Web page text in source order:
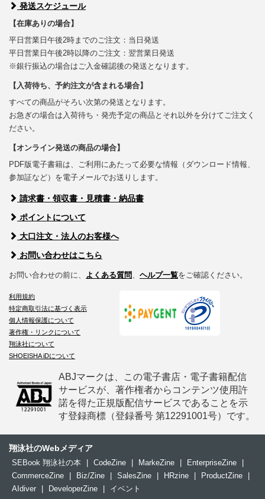
発送スケジュール
【在庫ありの場合】
平日営業日午後2時までのご注文：当日発送
平日営業日午後2時以降のご注文：翌営業日発送
※銀行振込の場合はご入金確認後の発送となります。
【入荷待ち、予約注文が含まれる場合】
すべての商品がそろい次第の発送となります。
お急ぎの場合は入荷待ち・発売予定の商品とそれ以外を分けてご注文く
ださい。
【オンライン発送の商品の場合】
PDF版電子書籍は、ご利用にあたって必要な情報（ダウンロード情報、
参加証など）を電子メールでお送りします。
請求書・領収書・見積書・納品書
ポイントについて
大口注文・法人のお客様へ
お問い合わせはこちら
お問い合わせの前に、 よくある質問 ヘルプ一覧をご確認ください。
利用規約
特定商取引法に基づく表示
個人情報保護について
著作権・リンクについて
翔泳社について
SHOEISHA iDについて
ABJマークは、この電子書店・電子書籍配信
サービスが、著作権者からコンテンツ使用許
諾を得た正規版配信サービスであることを示
す登録商標（登録番号 第12291001号）です。
翔泳社のWebメディア
SEBook 翔泳社の本 | CodeZine | MarkeZine | EnterpriseZine
|
CommerceZine
| Biz/Zine | SalesZine | HRzine | ProductZine
|
AIdiver
| DeveloperZine | イベント